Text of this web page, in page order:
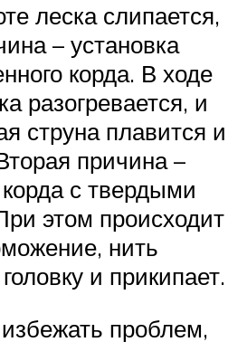
леска слипается,
– установка
корда. В ходе
разогревается, и
струна плавится и
причина –
с твердыми
этом происходит
нить
и прикипает.
проблем,